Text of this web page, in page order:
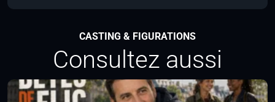
CASTING & FIGURATIONS
Consultez aussi